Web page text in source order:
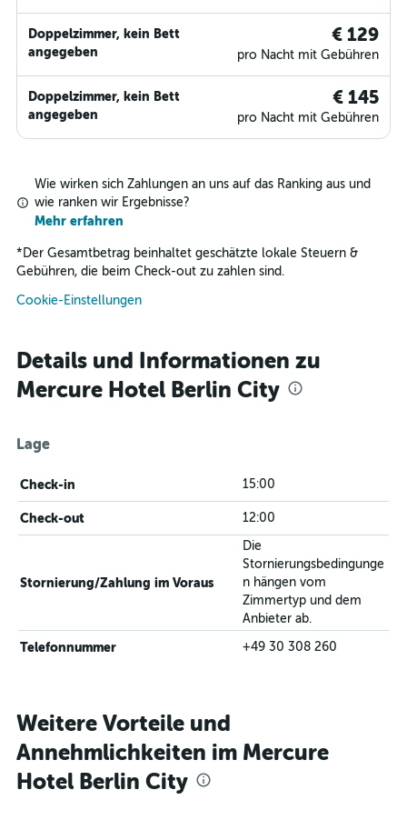
Doppelzimmer, kein Bett
angegeben
€ 129
pro Nacht mit Gebühren
Doppelzimmer, kein Bett
angegeben
€ 145
pro Nacht mit Gebühren
Wie wirken sich Zahlungen an uns auf das Ranking aus und
wie ranken wir Ergebnisse?
Mehr erfahren
* Der Gesamtbetrag beinhaltet geschätzte lokale Steuern &
Gebühren, die beim Check-out zu zahlen sind.
Cookie-Einstellungen
Details und Informationen zu
Mercure Hotel Berlin City
Lage
Check-in 15:00
Check-out 12:00
Stornierung/Zahlung im Voraus
Die
Stornierungsbedingunge
n hängen vom
Zimmertyp und dem
Anbieter ab.
Telefonnummer +49 30 308 260
Weitere Vorteile und
Annehmlichkeiten im Mercure
Hotel Berlin City